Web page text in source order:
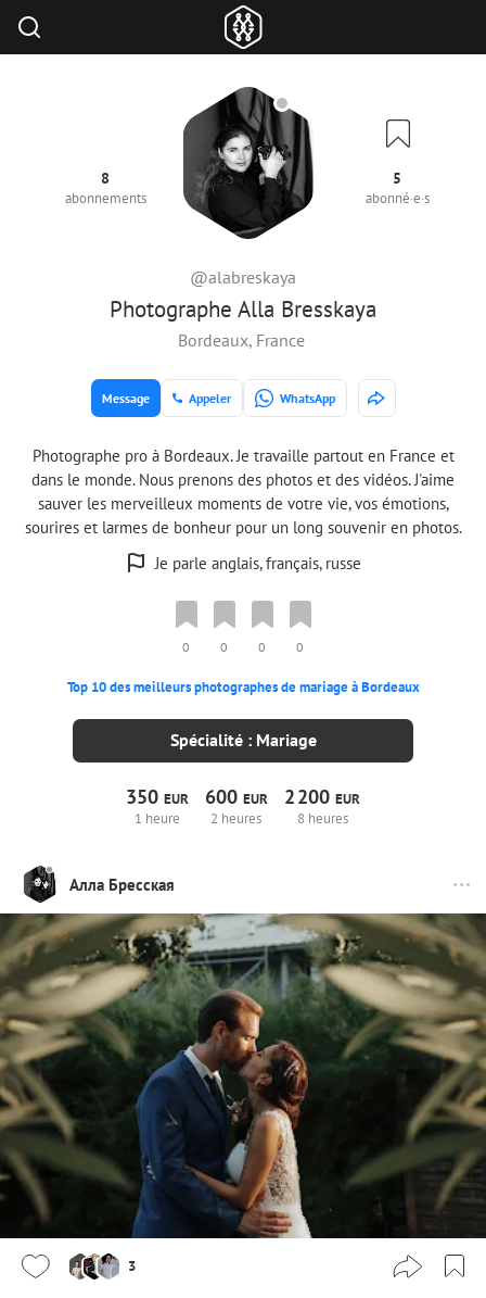
Photographe Alla Bresskaya
@alabreskaya
8
abonnements
5
abonné·e·s
Bordeaux, France
Message Appeler WhatsApp
Photographe pro à Bordeaux. Je travaille partout en France et
dans le monde. Nous prenons des photos et des vidéos. J'aime
sauver les merveilleux moments de votre vie, vos émotions,
sourires et larmes de bonheur pour un long souvenir en photos.
Je parle anglais, français, russe
0 0 0 0
Top 10 des meilleurs photographes de mariage à Bordeaux
Spécialité : Mariage
350 EUR
1 heure
600 EUR
2 heures
2200EUR
8 heures
Алла Бресская
3